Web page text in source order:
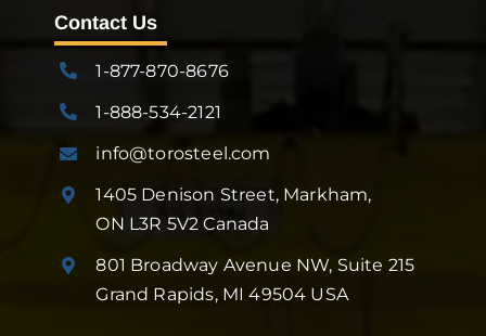
Contact Us
1-877-870-8676
1-888-534-2121
info@torosteel.com
1405 Denison Street, Markham,
ON L3R 5V2 Canada
801 Broadway Avenue NW, Suite 215
Grand Rapids, MI 49504 USA